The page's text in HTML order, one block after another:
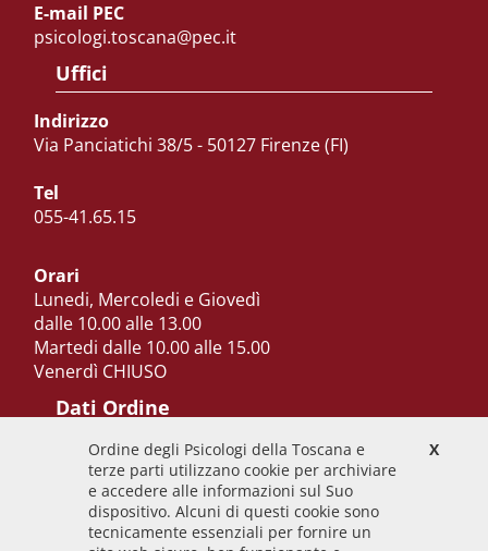
E-mail PEC
psicologi.toscana@pec.it
Uffici
Indirizzo
Via Panciatichi 38/5 - 50127 Firenze (FI)
Tel
055-41.65.15
Orari
Lunedi, Mercoledi e Giovedì
dalle 10.00 alle 13.00
Martedi dalle 10.00 alle 15.00
Venerdì CHIUSO
Dati Ordine
Codice Fiscale
92009700458
Codice IPA
X
Ordine degli Psicologi della Toscana e
terze parti utilizzano cookie per archiviare
e accedere alle informazioni sul Suo
dispositivo. Alcuni di questi cookie sono
tecnicamente essenziali per fornire un